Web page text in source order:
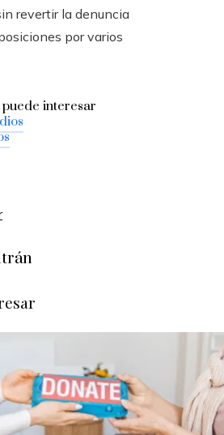
revertir la denuncia
por varios
interesar